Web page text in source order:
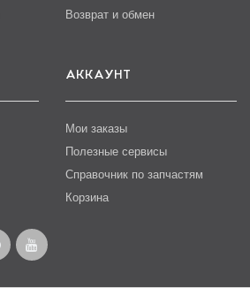
Возврат и обмен
АККАУНТ
Мои заказы
Полезные сервисы
Справочник по запчастям
Корзина